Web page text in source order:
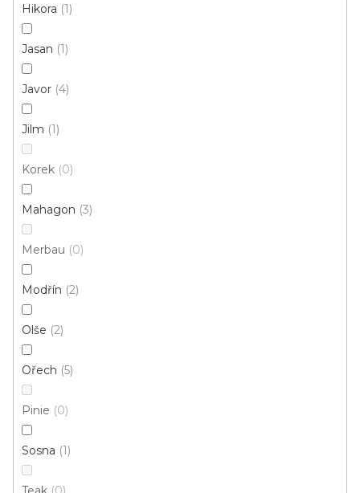
Hikora 1
Jasan 1
Javor 4
Jilm 1
Korek 0
Mahagon 3
Merbau 0
Modřín 2
Olše 2
Ořech 5
Pinie 0
Sosna 1
PVC rohový profil
od 121 Kč
Buk